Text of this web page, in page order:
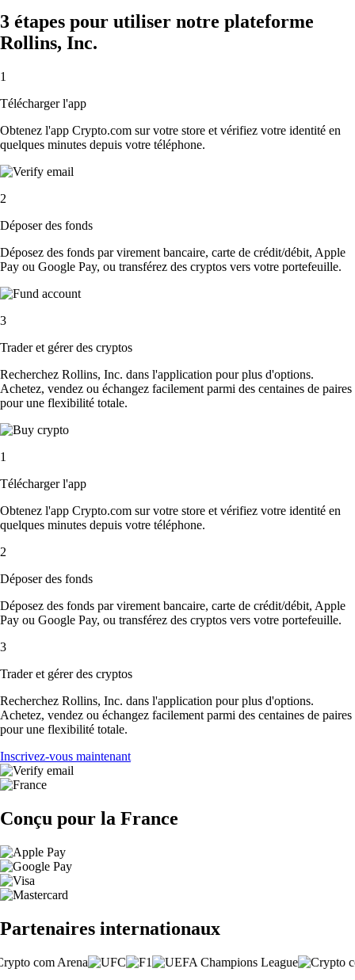
3 étapes pour utiliser notre plateforme
Rollins, Inc.
1
Télécharger l'app
Obtenez l'app Crypto.com sur votre store et vérifiez votre identité en
quelques minutes depuis votre téléphone.
2
Déposer des fonds
Déposez des fonds par virement bancaire, carte de crédit/débit, Apple
Pay ou Google Pay, ou transférez des cryptos vers votre portefeuille.
3
Trader et gérer des cryptos
Recherchez Rollins, Inc. dans l'application pour plus d'options.
Achetez, vendez ou échangez facilement parmi des centaines de paires
pour une flexibilité totale.
1
Télécharger l'app
Obtenez l'app Crypto.com sur votre store et vérifiez votre identité en
quelques minutes depuis votre téléphone.
2
Déposer des fonds
Déposez des fonds par virement bancaire, carte de crédit/débit, Apple
Pay ou Google Pay, ou transférez des cryptos vers votre portefeuille.
3
Trader et gérer des cryptos
Recherchez Rollins, Inc. dans l'application pour plus d'options.
Achetez, vendez ou échangez facilement parmi des centaines de paires
pour une flexibilité totale.
Inscrivez-vous maintenant
Conçu pour la France
Partenaires internationaux